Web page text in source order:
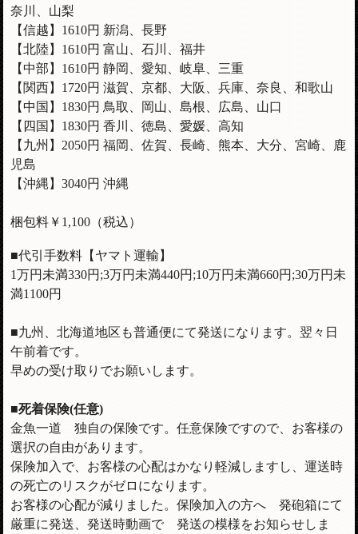
奈川、山梨
【信越】 1610円 新潟、長野
【北陸】 1610円 富山、石川、福井
【中部】 1610円 静岡、愛知、岐阜、三重
【関西】1720円 滋賀、京都、大阪、兵庫、奈良、和歌山
【中国】1830円 鳥取、岡山、島根、広島、山口
【四国】1830円 香川、徳島、愛媛、高知
【九州】2050円 福岡、佐賀、長崎、熊本、大分、宮崎、鹿
児島
【沖縄】3040円 沖縄
梱包料￥1,100（税込）
■代引手数料【ヤマト運輸】
1万円未満330円;3万円未満440円;10万円未満660円;30万円未
満1100円
■九州、北海道地区も普通便にて発送になります。翌々日
午前着です。
早めの受け取りでお願いします。
■死着保険(任意)
金魚一道 独自の保険です。任意保険ですので、お客様の
選択の自由があります。
保険加入で、お客様の心配はかなり軽減しますし、運送時
の死亡のリスクがゼロになります。
お客様の心配が減りました。保険加入の方へ 発砲箱にて
厳重に発送、発送時動画で 発送の模様をお知らせしま